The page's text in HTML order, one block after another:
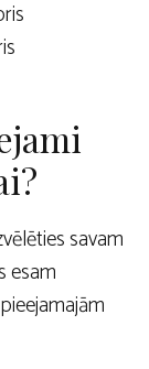
savam
esam